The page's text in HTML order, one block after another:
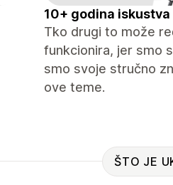
10+ godina iskustva
Tko drugi to može
funkcionira, jer smo
smo svoje stručno
ove teme.
ŠTO JE